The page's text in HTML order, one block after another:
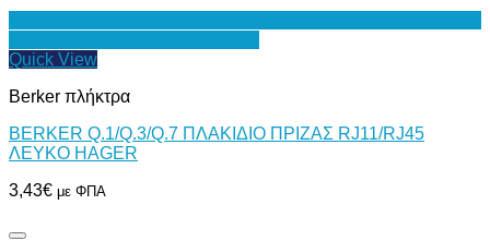
Quick View
Berker πλήκτρα
BERKER Q.1/Q.3/Q.7 ΠΛΑΚΙΔΙΟ ΠΡΙΖΑΣ RJ11/RJ45
ΛΕΥΚΟ HAGER
3,43€ με ΦΠΑ